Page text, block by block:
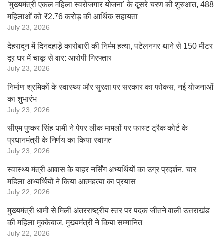
‘मुख्यमंत्री एकल महिला स्वरोजगार योजना’ के दूसरे चरण की शुरुआत, 488
महिलाओं को ₹2.76 करोड़ की आर्थिक सहायता
July 23, 2026
देहरादून में दिनदहाड़े कारोबारी की निर्मम हत्या, पटेलनगर थाने से 150 मीटर
दूर घर में चाकू से वार; आरोपी गिरफ्तार
July 23, 2026
निर्माण श्रमिकों के स्वास्थ्य और सुरक्षा पर सरकार का फोकस, नई योजनाओं
का शुभारंभ
July 23, 2026
सीएम पुष्कर सिंह धामी ने पेपर लीक मामलों पर फास्ट ट्रैक कोर्ट के
प्रधानमंत्री के निर्णय का किया स्वागत
July 23, 2026
स्वास्थ्य मंत्री आवास के बाहर नर्सिंग अभ्यर्थियों का उग्र प्रदर्शन, चार
महिला अभ्यर्थियों ने किया आत्महत्या का प्रयास
July 22, 2026
मुख्यमंत्री धामी से मिलीं अंतरराष्ट्रीय स्तर पर पदक जीतने वाली उत्तराखंड
की महिला मुक्केबाज, मुख्यमंत्री ने किया सम्मानित
July 22, 2026